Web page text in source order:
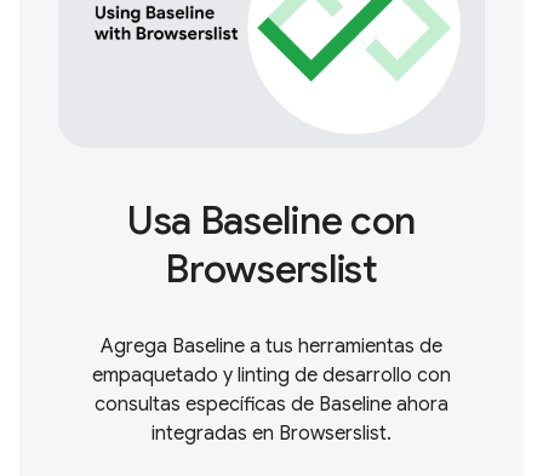
Usa Baseline con
Browserslist
Agrega Baseline a tus herramientas de
empaquetado y linting de desarrollo con
consultas específicas de Baseline ahora
integradas en Browserslist.